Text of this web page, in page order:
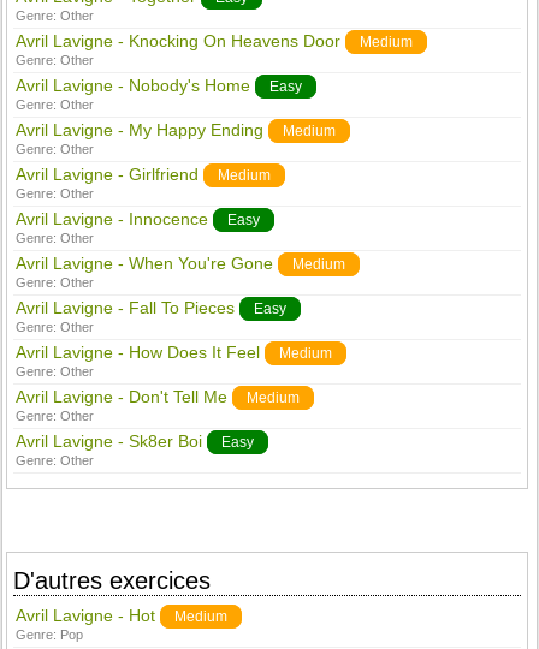
Genre:Other
Avril Lavigne - Knocking On Heavens Door Medium
Genre:Other
Avril Lavigne - Nobody's Home Easy
Genre:Other
Avril Lavigne - My Happy Ending Medium
Genre:Other
Avril Lavigne - Girlfriend Medium
Genre:Other
Avril Lavigne - Innocence Easy
Genre:Other
Avril Lavigne - When You're Gone Medium
Genre:Other
Avril Lavigne - Fall To Pieces Easy
Genre:Other
Avril Lavigne - How Does It Feel Medium
Genre:Other
Avril Lavigne - Don't Tell Me Medium
Genre:Other
Avril Lavigne - Sk8er Boi Easy
Genre:Other
D'autres exercices
Avril Lavigne - Hot Medium
Genre: Pop